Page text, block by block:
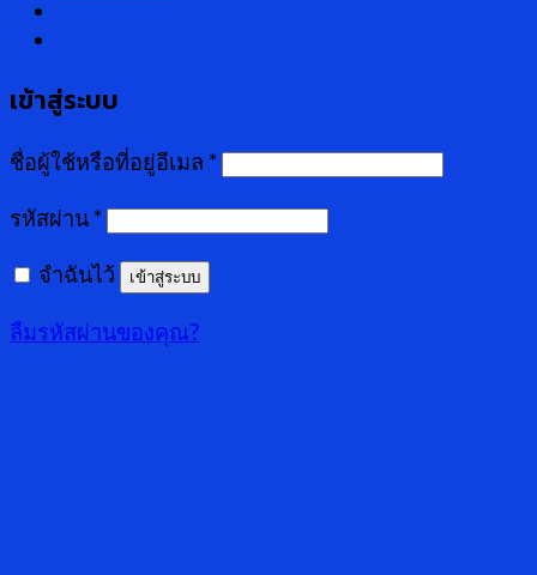
เข้าสู่ระบบ
ชื่อผู้ใช้หรือที่อยู่อีเมล *
รหัสผ่าน *
จำฉันไว้ เข้าสู่ระบบ
ลืมรหัสผ่านของคุณ?